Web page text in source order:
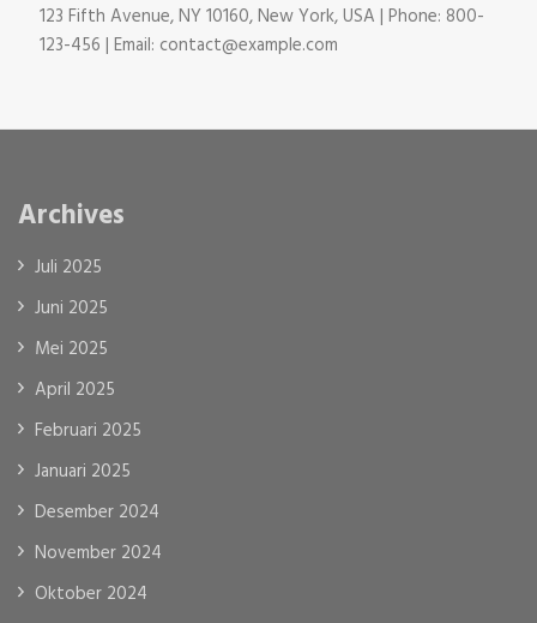
123 Fifth Avenue, NY 10160, New York, USA | Phone: 800-
123-456 | Email: contact@example.com
Archives
Juli 2025
Juni 2025
Mei 2025
April 2025
Februari 2025
Januari 2025
Desember 2024
November 2024
Oktober 2024